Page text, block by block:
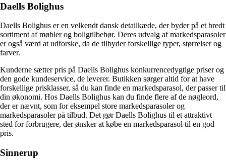
Daells Bolighus
Daells Bolighus er en velkendt dansk detailkæde, der byder på et bredt
sortiment af møbler og boligtilbehør. Deres udvalg af markedsparasoler
er også værd at udforske, da de tilbyder forskellige typer, størrelser og
farver.
Kunderne sætter pris på Daells Bolighus konkurrencedygtige priser og
den gode kundeservice, de leverer. Butikken sørger altid for at have
forskellige prisklasser, så du kan finde en markedsparasol, der passer til
din økonomi. Hos Daells Bolighus kan du finde flere af de nøgleord,
der er nævnt, som for eksempel store markedsparasoler og
markedsparasoler på tilbud. Det gør Daells Bolighus til et attraktivt
sted for forbrugere, der ønsker at købe en markedsparasol til en god
pris.
Sinnerup